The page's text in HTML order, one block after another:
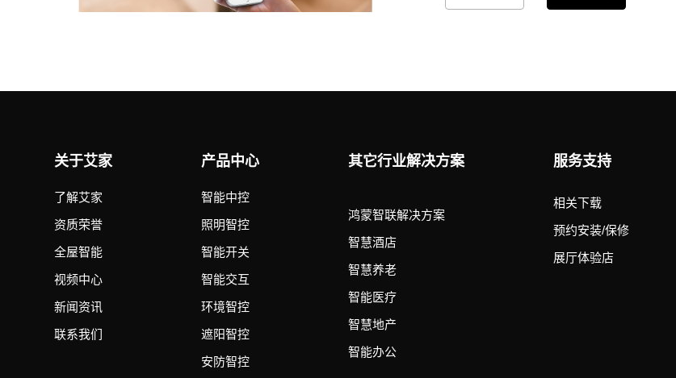
关于艾家
了解艾家
资质荣誉
全屋智能
视频中心
新闻资讯
联系我们
产品中心
智能中控
照明智控
智能开关
智能交互
环境智控
遮阳智控
安防智控
其它行业解决方案
鸿蒙智联解决方案
智慧酒店
智慧养老
智能医疗
智慧地产
智能办公
服务支持
相关下载
预约安装/保修
展厅体验店